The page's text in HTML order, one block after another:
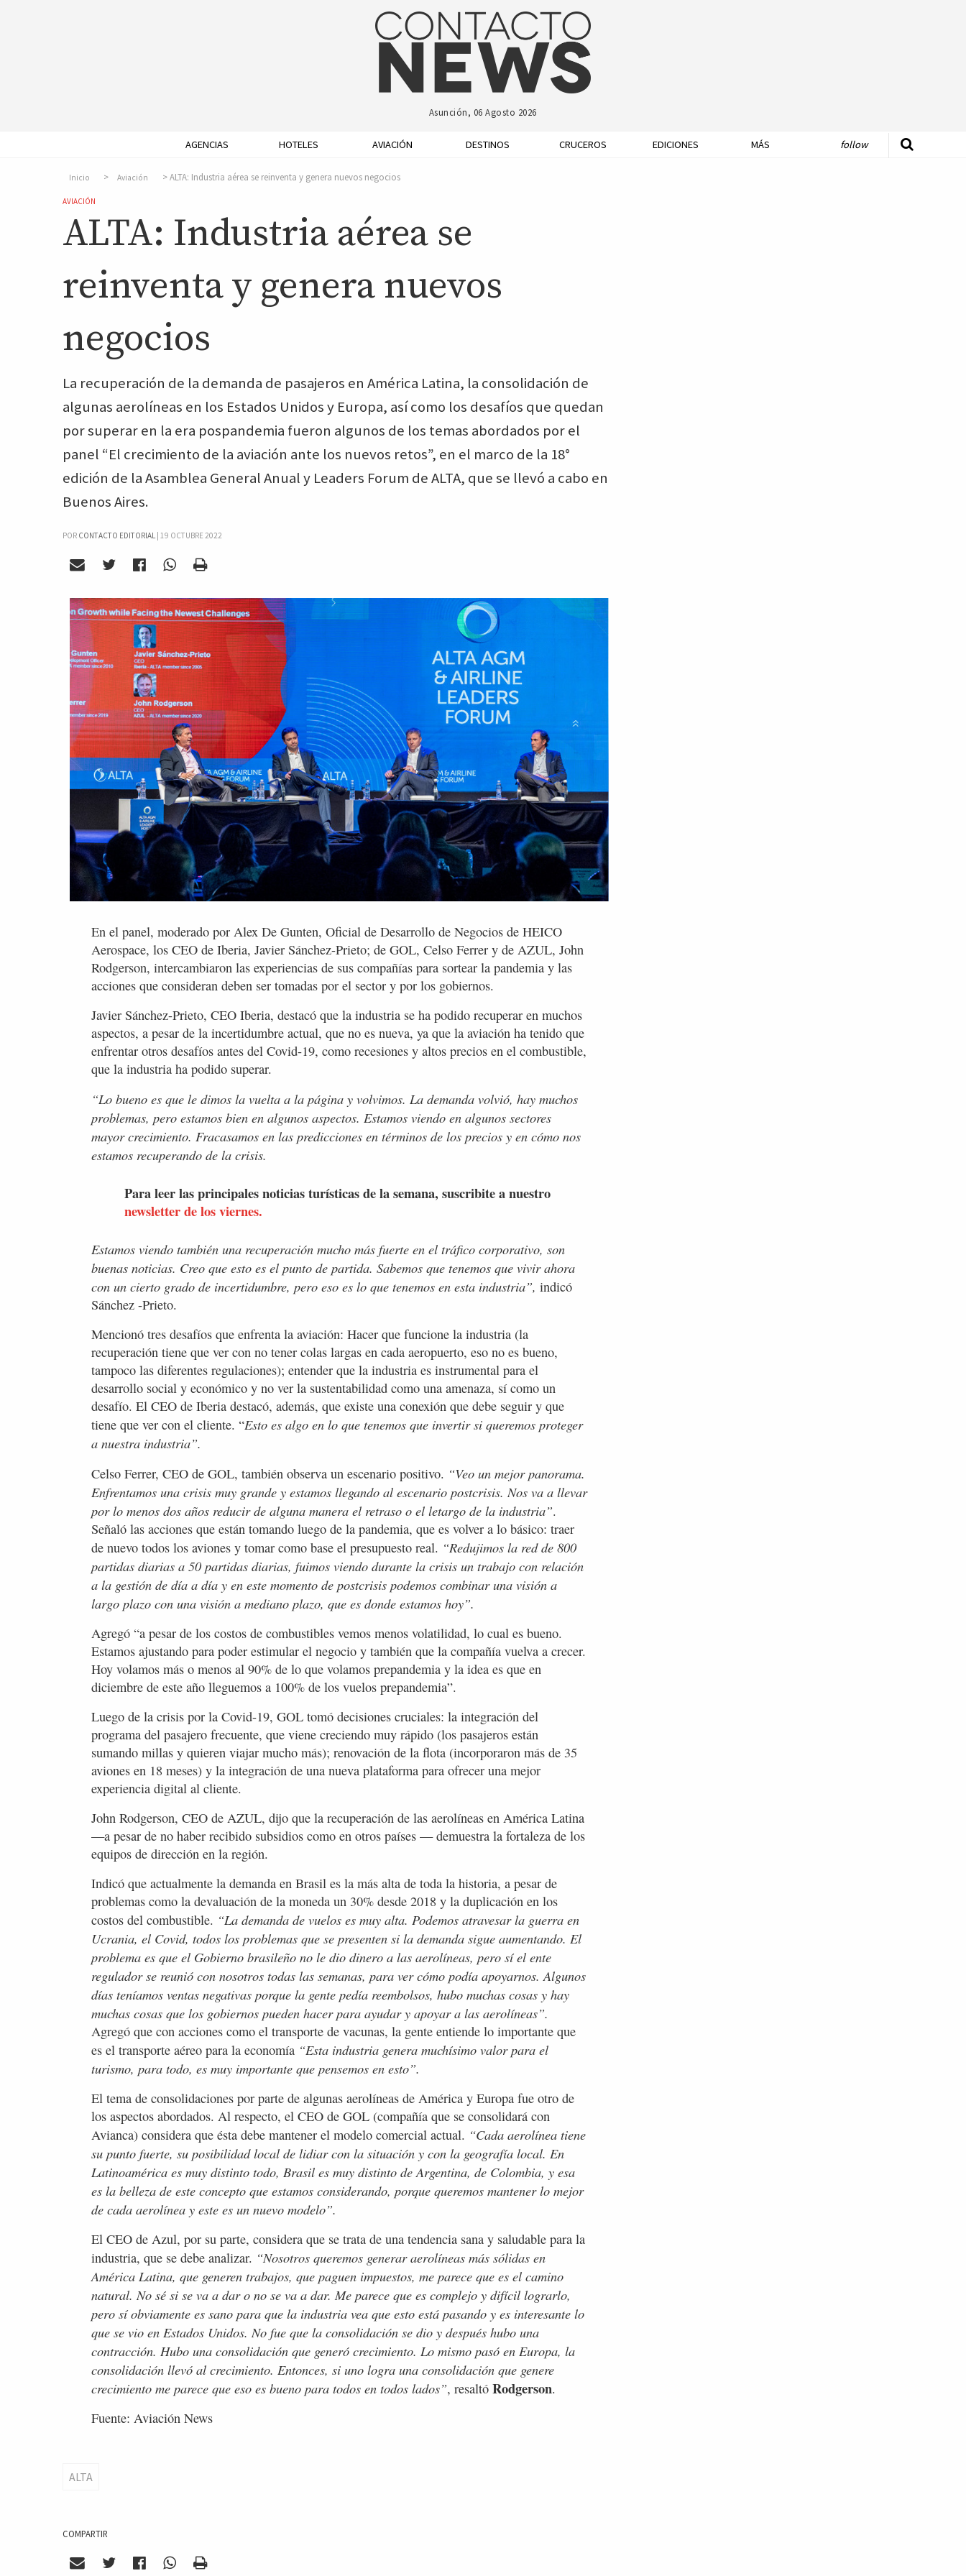
Asunción, 06 Agosto 2026
AGENCIAS HOTELES AVIACIÓN DESTINOS CRUCEROS EDICIONES MÁS follow
Inicio Aviación ALTA: Industria aérea se reinventa y genera nuevos negocios
AVIACIÓN
ALTA: Industria aérea se
reinventa y genera nuevos
negocios
La recuperación de la demanda de pasajeros en América Latina, la consolidación de
algunas aerolíneas en los Estados Unidos y Europa, así como los desafíos que quedan
por superar en la era pospandemia fueron algunos de los temas abordados por el
panel “El crecimiento de la aviación ante los nuevos retos”, en el marco de la 18°
edición de la Asamblea General Anual y Leaders Forum de ALTA, que se llevó a cabo en
Buenos Aires.
POR CONTACTO EDITORIAL | 19 OCTUBRE 2022
En el panel, moderado por Alex De Gunten, Oficial de Desarrollo de Negocios de HEICO
Aerospace, los CEO de Iberia, Javier Sánchez-Prieto; de GOL, Celso Ferrer y de AZUL, John
Rodgerson, intercambiaron las experiencias de sus compañías para sortear la pandemia y las
acciones que consideran deben ser tomadas por el sector y por los gobiernos.
Javier Sánchez-Prieto, CEO Iberia, destacó que la industria se ha podido recuperar en muchos
aspectos, a pesar de la incertidumbre actual, que no es nueva, ya que la aviación ha tenido que
enfrentar otros desafíos antes del Covid-19, como recesiones y altos precios en el combustible,
que la industria ha podido superar.
“Lo bueno es que le dimos la vuelta a la página y volvimos. La demanda volvió, hay muchos
problemas, pero estamos bien en algunos aspectos. Estamos viendo en algunos sectores
mayor crecimiento. Fracasamos en las predicciones en términos de los precios y en cómo nos
estamos recuperando de la crisis.
Para leer las principales noticias turísticas de la semana, suscribite a nuestro
newsletter de los viernes.
Estamos viendo también una recuperación mucho más fuerte en el tráfico corporativo, son
buenas noticias. Creo que esto es el punto de partida. Sabemos que tenemos que vivir ahora
con un cierto grado de incertidumbre, pero eso es lo que tenemos en esta industria”, indicó
Sánchez -Prieto.
Mencionó tres desafíos que enfrenta la aviación: Hacer que funcione la industria (la
recuperación tiene que ver con no tener colas largas en cada aeropuerto, eso no es bueno,
tampoco las diferentes regulaciones); entender que la industria es instrumental para el
desarrollo social y económico y no ver la sustentabilidad como una amenaza, sí como un
desafío. El CEO de Iberia destacó, además, que existe una conexión que debe seguir y que
tiene que ver con el cliente. “Esto es algo en lo que tenemos que invertir si queremos proteger
a nuestra industria”.
Celso Ferrer, CEO de GOL, también observa un escenario positivo. “Veo un mejor panorama.
Enfrentamos una crisis muy grande y estamos llegando al escenario postcrisis. Nos va a llevar
por lo menos dos años reducir de alguna manera el retraso o el letargo de la industria”.
Señaló las acciones que están tomando luego de la pandemia, que es volver a lo básico: traer
de nuevo todos los aviones y tomar como base el presupuesto real. “Redujimos la red de 800
partidas diarias a 50 partidas diarias, fuimos viendo durante la crisis un trabajo con relación
a la gestión de día a día y en este momento de postcrisis podemos combinar una visión a
largo plazo con una visión a mediano plazo, que es donde estamos hoy”.
Agregó “a pesar de los costos de combustibles vemos menos volatilidad, lo cual es bueno.
Estamos ajustando para poder estimular el negocio y también que la compañía vuelva a crecer.
Hoy volamos más o menos al 90% de lo que volamos prepandemia y la idea es que en
diciembre de este año lleguemos a 100% de los vuelos prepandemia”.
Luego de la crisis por la Covid-19, GOL tomó decisiones cruciales: la integración del
programa del pasajero frecuente, que viene creciendo muy rápido (los pasajeros están
sumando millas y quieren viajar mucho más); renovación de la flota (incorporaron más de 35
aviones en 18 meses) y la integración de una nueva plataforma para ofrecer una mejor
experiencia digital al cliente.
John Rodgerson, CEO de AZUL, dijo que la recuperación de las aerolíneas en América Latina
—a pesar de no haber recibido subsidios como en otros países — demuestra la fortaleza de los
equipos de dirección en la región.
Indicó que actualmente la demanda en Brasil es la más alta de toda la historia, a pesar de
problemas como la devaluación de la moneda un 30% desde 2018 y la duplicación en los
costos del combustible. “La demanda de vuelos es muy alta. Podemos atravesar la guerra en
Ucrania, el Covid, todos los problemas que se presenten si la demanda sigue aumentando. El
problema es que el Gobierno brasileño no le dio dinero a las aerolíneas, pero sí el ente
regulador se reunió con nosotros todas las semanas, para ver cómo podía apoyarnos. Algunos
días teníamos ventas negativas porque la gente pedía reembolsos, hubo muchas cosas y hay
muchas cosas que los gobiernos pueden hacer para ayudar y apoyar a las aerolíneas”.
Agregó que con acciones como el transporte de vacunas, la gente entiende lo importante que
es el transporte aéreo para la economía “Esta industria genera muchísimo valor para el
turismo, para todo, es muy importante que pensemos en esto”.
El tema de consolidaciones por parte de algunas aerolíneas de América y Europa fue otro de
los aspectos abordados. Al respecto, el CEO de GOL (compañía que se consolidará con
Avianca) considera que ésta debe mantener el modelo comercial actual. “Cada aerolínea tiene
su punto fuerte, su posibilidad local de lidiar con la situación y con la geografía local. En
Latinoamérica es muy distinto todo, Brasil es muy distinto de Argentina, de Colombia, y esa
es la belleza de este concepto que estamos considerando, porque queremos mantener lo mejor
de cada aerolínea y este es un nuevo modelo”.
El CEO de Azul, por su parte, considera que se trata de una tendencia sana y saludable para la
industria, que se debe analizar. “Nosotros queremos generar aerolíneas más sólidas en
América Latina, que generen trabajos, que paguen impuestos, me parece que es el camino
natural. No sé si se va a dar o no se va a dar. Me parece que es complejo y difícil lograrlo,
pero sí obviamente es sano para que la industria vea que esto está pasando y es interesante lo
que se vio en Estados Unidos. No fue que la consolidación se dio y después hubo una
contracción. Hubo una consolidación que generó crecimiento. Lo mismo pasó en Europa, la
consolidación llevó al crecimiento. Entonces, si uno logra una consolidación que genere
crecimiento me parece que eso es bueno para todos en todos lados”, resaltó Rodgerson.
Fuente: Aviación News
ALTA
COMPARTIR